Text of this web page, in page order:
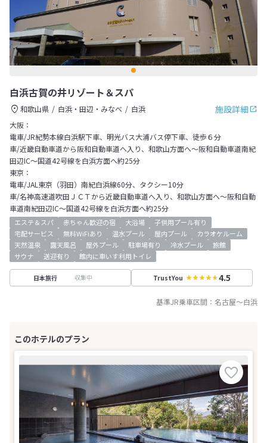
白浜古賀の井リゾート＆スパ
施設詳細
和歌山県 白浜・田辺・みなべ
白浜
大阪：
電車/JR紀勢本線白浜駅下車、明光バス大浦バス停下車、徒歩６分
車/近畿自動車道から阪和自動車道へ入り、和歌山方面へ～阪和自動車道南紀
田辺IC～国道42号線を白浜方面へ約25分
東京：
電車/JAL東京（羽田）南紀白浜線60分、タクシー10分
車/名神高速道吹田ＪＣＴから近畿自動車道へ入り、和歌山方面へ～阪和自動
車道南紀田辺IC～国道42号線を白浜方面へ約25分
エステ＆スパ 赤ちゃん歓迎の宿 大浴場
子供用プール有り
宅配サービス
無料WiFiあり 温水プール 屋内プール
カラオケルーム
天然温泉
露天風呂 屋外プール 駐車場有り 冷水プール
旅館
サウナ
送迎有り 館内に車いす利用トイレ
日本旅行 収集中 TrustYou 4.5
基準JR乗車区間： 名古屋～白浜